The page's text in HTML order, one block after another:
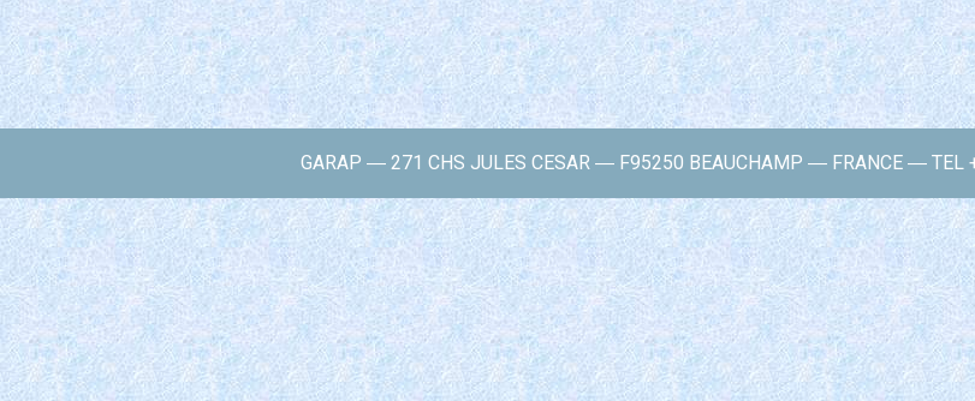
GARAP ― 271 CHS JULES CESAR ― F95250 BEAUCHAMP ― FRANCE ―